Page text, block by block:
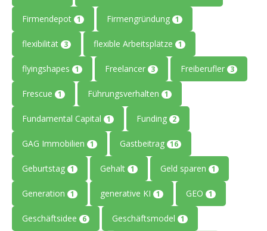
Firmendepot 1 Firmengründung 1
flexibilität 3 flexible Arbeitsplätze 1
flyingshapes 1 Freelancer 3 Freiberufler 3
Frescue 1 Führungsverhalten 1
Fundamental Capital 1 Funding 2
GAG Immobilien 1 Gastbeitrag 16
Geburtstag 1 Gehalt 1 Geld sparen 1
Generation 1 generative KI 1 GEO 1
Geschäftsidee 6 Geschäftsmodel 1